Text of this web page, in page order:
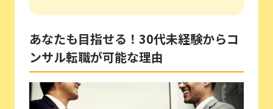
あなたも目指せる！30代未経験からコ
ンサル転職が可能な理由